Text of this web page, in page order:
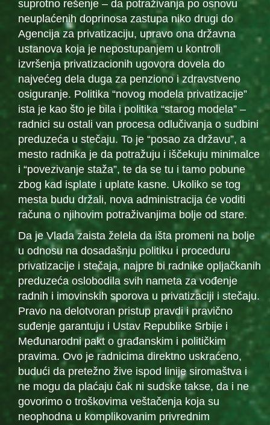
suprotno rešenje – da potraživanja po osnovu
neuplaćenih doprinosa zastupa niko drugi do
Agencija za privatizaciju, upravo ona državna
ustanova koja je nepostupanjem u kontroli
izvršenja privatizacionih ugovora dovela do
najvećeg dela duga za penziono i zdravstveno
osiguranje. Politika “novog modela privatizacije”
ista je kao što je bila i politika “starog modela” –
radnici su ostali van procesa odlučivanja o sudbini
preduzeća u stečaju. To je “posao za državu”, a
mesto radnika je da potražuju i iščekuju minimalce
i “povezivanje staža”, te da se tu i tamo pobune
zbog kad isplate i uplate kasne. Ukoliko se tog
mesta budu držali, nova administracija će voditi
računa o njihovim potraživanjima bolje od stare.
Da je Vlada zaista želela da išta promeni na bolje
u odnosu na dosadašnju politiku i proceduru
privatizacije i stečaja, najpre bi radnike opljačkanih
preduzeća oslobodila svih nameta za vođenje
radnih i imovinskih sporova u privatizaciji i stečaju.
Pravo na delotvoran pristup pravdi i pravično
suđenje garantuju i Ustav Republike Srbije i
Međunarodni pakt o građanskim i političkim
pravima. Ovo je radnicima direktno uskraćeno,
budući da pretežno žive ispod linije siromaštva i
ne mogu da plaćaju čak ni sudske takse, da i ne
govorimo o troškovima veštačenja koja su
neophodna u komplikovanim privrednim